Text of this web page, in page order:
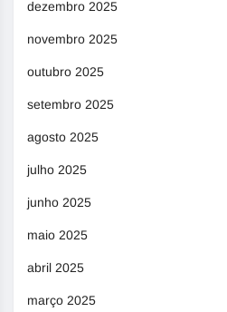
dezembro 2025
novembro 2025
outubro 2025
setembro 2025
agosto 2025
julho 2025
junho 2025
maio 2025
abril 2025
março 2025